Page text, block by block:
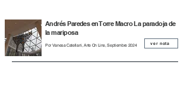
Andrés Paredes en Torre Macro La paradoja de
la mariposa
Por Vanesa Catellani, Arte On Line, Septiembre 2024 ver nota